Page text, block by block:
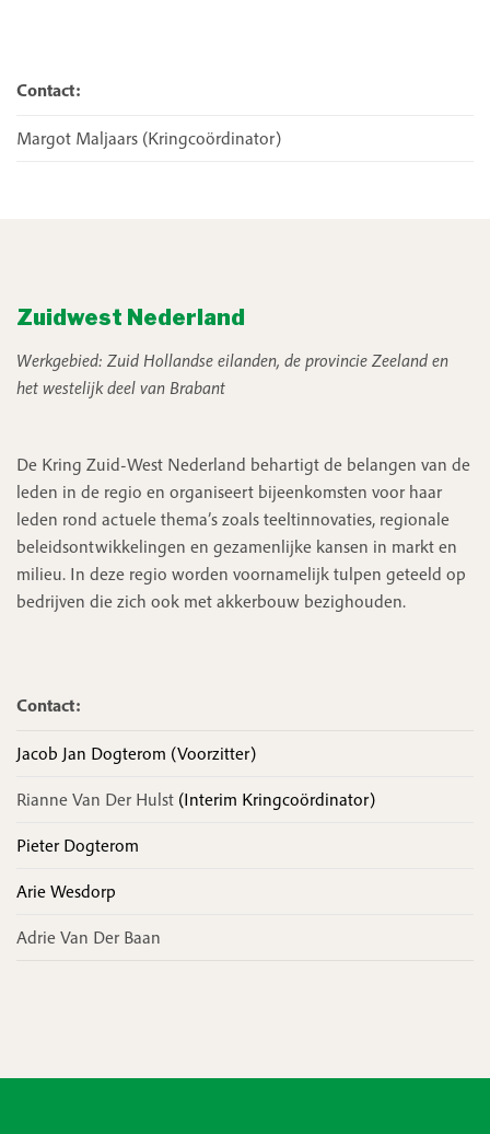
Contact:
Margot Maljaars (Kringcoördinator)
Zuidwest Nederland
Werkgebied: Zuid Hollandse eilanden, de provincie Zeeland en
het westelijk deel van Brabant
De Kring Zuid-West Nederland behartigt de belangen van de
leden in de regio en organiseert bijeenkomsten voor haar
leden rond actuele thema’s zoals teeltinnovaties, regionale
beleidsontwikkelingen en gezamenlijke kansen in markt en
milieu. In deze regio worden voornamelijk tulpen geteeld op
bedrijven die zich ook met akkerbouw bezighouden.
Contact:
Jacob Jan Dogterom (voorzitter)
Rianne Van Der Hulst (Interim Kringcoördinator)
Pieter Dogterom
Arie Wesdorp
Adrie Van Der Baan